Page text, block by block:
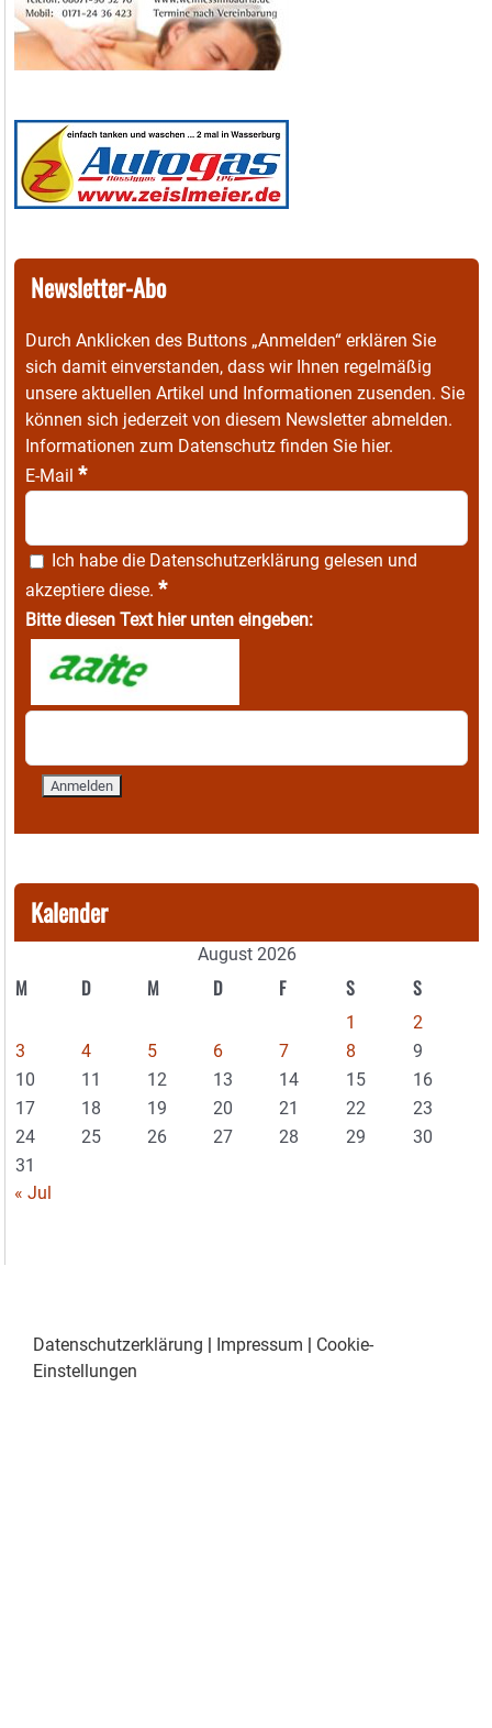
Newsletter-Abo
Durch Anklicken des Buttons „Anmelden“ erklären Sie
sich damit einverstanden, dass wir Ihnen regelmäßig
unsere aktuellen Artikel und Informationen zusenden. Sie
können sich jederzeit von diesem Newsletter abmelden.
Informationen zum Datenschutz finden Sie hier.
E-Mail *
Ich habe die Datenschutzerklärung gelesen und
akzeptiere diese. *
Bitte diesen Text hier unten eingeben:
Kalender
August 2026
M D M D F S S
1
2
3
4 5 6 7 8
9
10
11 12 13 14 15
16
17
18 19 20 21 22
23
24
25 26 27 28 29
30
31
« Jul
Datenschutzerklärung Impressum
Cookie-
Einstellungen